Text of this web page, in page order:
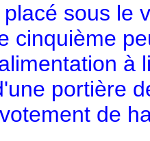
sous le
cinquième
à
portière
de